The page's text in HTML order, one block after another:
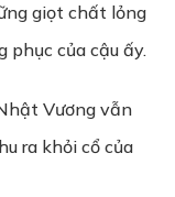
giọt chất lỏng
phục của cậu ấy.
Vương vẫn
ra khỏi cổ của